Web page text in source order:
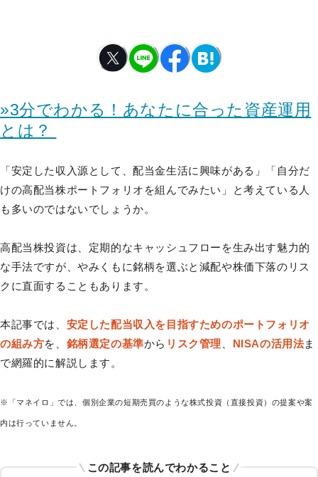
»3分でわかる！あなたに合った資産運用
とは？
「安定した収入源として、配当金生活に興味がある」「自分だ
けの高配当株ポートフォリオを組んでみたい」と考えている人
も多いのではないでしょうか。
高配当株投資は、定期的なキャッシュフローを生み出す魅力的
な手法ですが、やみくもに銘柄を選ぶと減配や株価下落のリス
クに直面することもあります。
本記事では、 安定した配当収入を目指すためのポートフォリオ
の組み方を、 銘柄選定の基準から リスク管理 NISAの活用法ま
で網羅的に解説します。
※「マネイロ」では、個別企業の短期売買のような株式投資（直接投資）の提案や案
内は行っていません。
この記事を読んでわかること